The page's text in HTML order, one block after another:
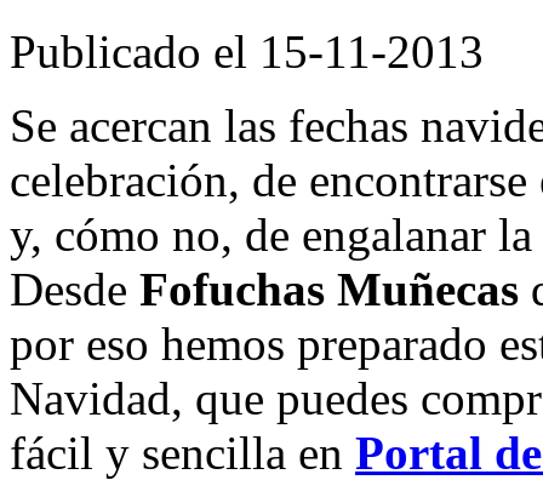
Publicado el 15-11-2013
Se acercan las fechas
celebración, de
y, cómo no, de engalanar
Desde Fofuchas Muñecas
por eso hemos preparado
Navidad, que puedes
fácil y sencilla en Portal